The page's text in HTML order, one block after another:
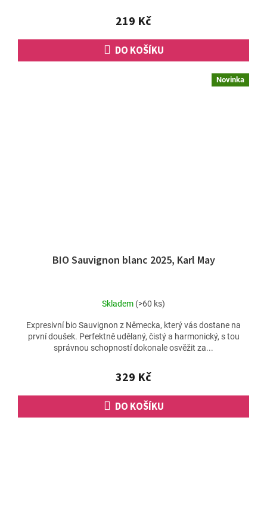
5
hvězdiček.
219 Kč
DO KOŠÍKU
Novinka
BIO Sauvignon blanc 2025, Karl May
Skladem (>60 ks)
329 Kč
DO KOŠÍKU
Expresivní bio Sauvignon z Německa, který vás dostane na
první doušek. Perfektně udělaný, čistý a harmonický, s tou
správnou schopností dokonale osvěžit za...